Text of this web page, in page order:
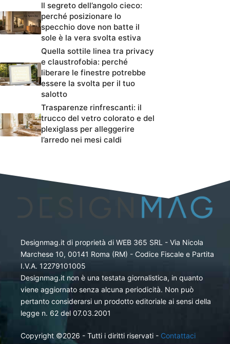
Il segreto dell’angolo cieco:
perché posizionare lo
specchio dove non batte il
sole è la vera svolta estiva
Quella sottile linea tra privacy
e claustrofobia: perché
liberare le finestre potrebbe
essere la svolta per il tuo
salotto
Trasparenze rinfrescanti: il
trucco del vetro colorato e del
plexiglass per alleggerire
l’arredo nei mesi caldi
Designmag.it di proprietà di WEB 365 SRL - Via Nicola
Marchese 10, 00141 Roma (RM) - Codice Fiscale e Partita
I.V.A. 12279101005
Designmag.it non è una testata giornalistica, in quanto
viene aggiornato senza alcuna periodicità. Non può
pertanto considerarsi un prodotto editoriale ai sensi della
legge n. 62 del 07.03.2001
Copyright ©2026 - Tutti i diritti riservati - Contattaci